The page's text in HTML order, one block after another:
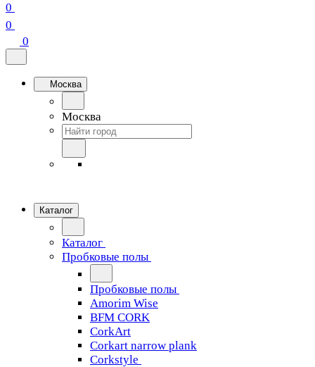
0
0
0
Москва
Москва
Каталог
Каталог
Пробковые полы
Пробковые полы
Amorim Wise
BFM CORK
CorkArt
Corkart narrow plank
Corkstyle